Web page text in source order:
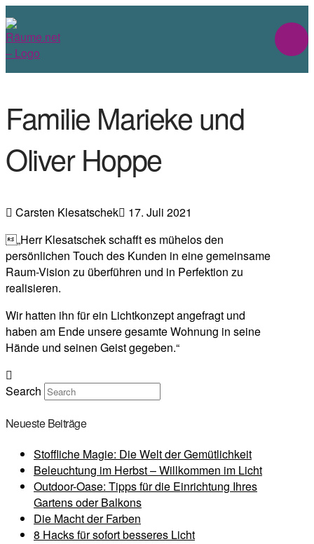
Familie Marieke und
Oliver Hoppe
Carsten Klesatschek
17. Juli 2021
„Herr Klesatschek schafft es mühelos den
persönlichen Touch des Kunden in eine gemeinsame
Raum-Vision zu überführen und in Perfektion zu
realisieren.
Wir hatten ihn für ein Lichtkonzept angefragt und
haben am Ende unsere gesamte Wohnung in seine
Hände und seinen Geist gegeben.“
Search
Neueste Beiträge
Stoffliche Magie: Die Welt der Gemütlichkeit
Beleuchtung im Herbst – Willkommen im Licht
Outdoor-Oase: Tipps für die Einrichtung Ihres
Gartens oder Balkons
Die Macht der Farben
8 Hacks für sofort besseres Licht